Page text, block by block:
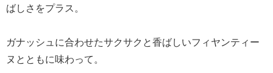
ばしさをプラス。
ガナッシュに合わせたサクサクと香ばしいフィヤンティー
ヌとともに味わって。